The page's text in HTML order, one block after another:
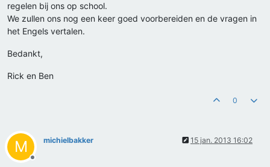
regelen bij ons op school.
We zullen ons nog een keer goed voorbereiden en de vragen in
het Engels vertalen.
Bedankt,
Rick en Ben
0
M
Offline
michielbakker 15 jan. 2013 16:02